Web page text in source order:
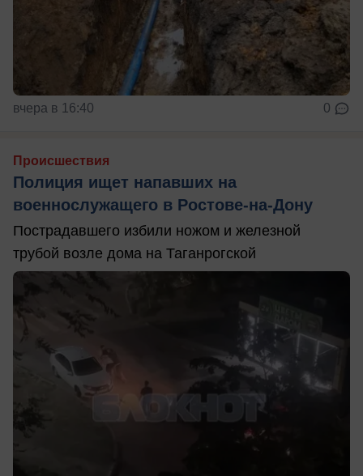
вчера в 16:40 0
Происшествия
Полиция ищет напавших на
военнослужащего в Ростове-на-Дону
Пострадавшего избили ножом и железной
трубой возле дома на Таганрогской